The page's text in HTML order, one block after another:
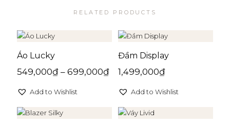
RELATED PRODUCTS
Áo Lucky
549,000₫ – 699,000₫
Add to Wishlist
Đầm Display
1,499,000₫
Add to Wishlist